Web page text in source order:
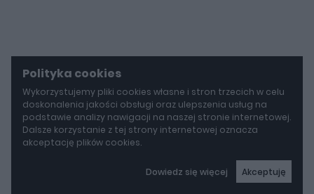
Polityka cookies
Wykorzystujemy pliki cookies własne i stron trzecich w celu
doskonalenia jakości obsługi oraz ulepszenia usług na
podstawie analizy nawigacji na naszej stronie internetowej.
Dalsze korzystanie z tej strony internetowej oznacza
akceptację plików cookies.
Dowiedz się więcej Akceptuję